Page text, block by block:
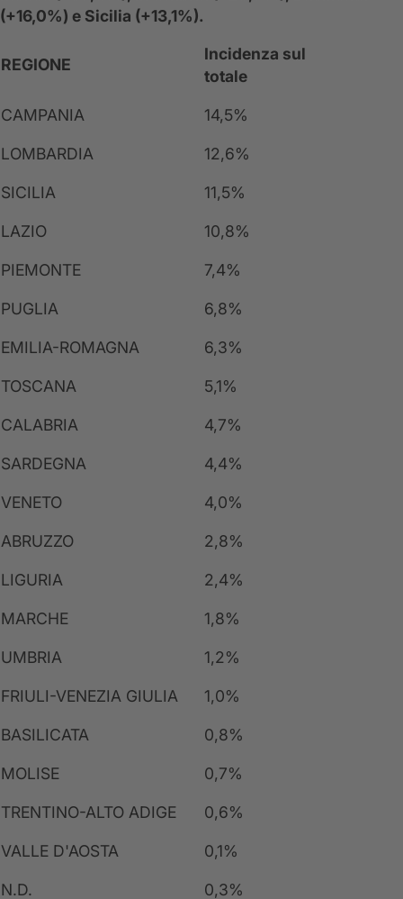
(+16,0%) e Sicilia (+13,1%).
REGIONE
Incidenza sul
totale
CAMPANIA 14,5%
LOMBARDIA 12,6%
SICILIA 11,5%
LAZIO 10,8%
PIEMONTE 7,4%
PUGLIA 6,8%
EMILIA-ROMAGNA 6,3%
TOSCANA 5,1%
CALABRIA 4,7%
SARDEGNA 4,4%
VENETO 4,0%
ABRUZZO 2,8%
LIGURIA 2,4%
MARCHE 1,8%
UMBRIA 1,2%
FRIULI-VENEZIA GIULIA 1,0%
BASILICATA 0,8%
MOLISE 0,7%
TRENTINO-ALTO ADIGE 0,6%
VALLE D'AOSTA 0,1%
N.D. 0,3%